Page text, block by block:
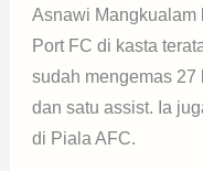
Asnawi Mangkualam
Port FC di kasta
sudah mengemas 27
dan satu assist. Ia
di Piala AFC.